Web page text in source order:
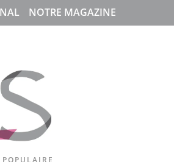
NOTRE MAGAZINE